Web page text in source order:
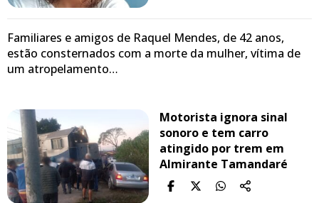
Familiares e amigos de Raquel Mendes, de 42 anos,
estão consternados com a morte da mulher, vítima de
um atropelamento…
Motorista ignora sinal
sonoro e tem carro
atingido por trem em
Almirante Tamandaré